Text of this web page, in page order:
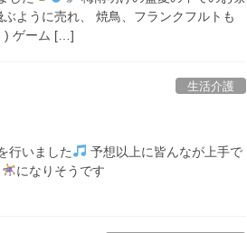
ように売れ、 焼鳥、フランクフルトも
ゲーム […]
生活介護
行いました
予想以上に皆んなが上手で
になりそうです